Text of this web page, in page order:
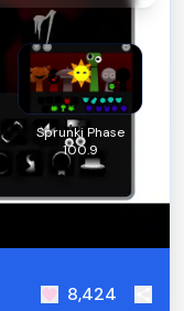
Sprunki Phase
100.9
8,424